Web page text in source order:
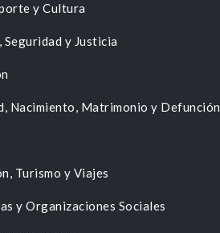
y Cultura
Seguridad y Justicia
Nacimiento, Matrimonio y Defunción
Turismo y Viajes
y Organizaciones Sociales